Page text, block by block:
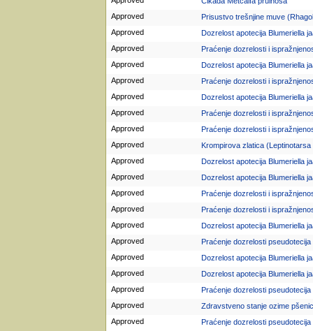
Approved
Prisustvo trešnjine muve
Approved
Dozrelost apotecija Blumeriella
Approved
Praćenje dozrelosti i
Approved
Dozrelost apotecija Blumeriella
Approved
Praćenje dozrelosti i
Approved
Dozrelost apotecija Blumeriella
Approved
Praćenje dozrelosti i
Approved
Praćenje dozrelosti i
Approved
Krompirova zlatica (Leptinotarsa
Approved
Dozrelost apotecija Blumeriella
Approved
Dozrelost apotecija Blumeriella
Approved
Praćenje dozrelosti i
Approved
Praćenje dozrelosti i
Approved
Dozrelost apotecija Blumeriella
Approved
Praćenje dozrelosti pseudotecija
Approved
Dozrelost apotecija Blumeriella
Approved
Dozrelost apotecija Blumeriella
Approved
Praćenje dozrelosti pseudotecija
Approved
Zdravstveno stanje ozime
Approved
Praćenje dozrelosti pseudotecija